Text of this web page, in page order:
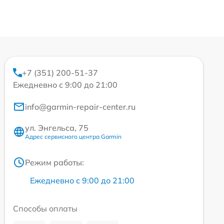
+7 (351) 200-51-37
Ежедневно с 9:00 до 21:00
info@garmin-repair-center.ru
ул. Энгельса, 75
Адрес сервисного центра Garmin
Режим работы:
Ежедневно с 9:00 до 21:00
Способы оплаты